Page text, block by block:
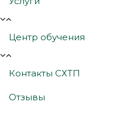
Центр обучения
Контакты СХТП
Отзывы